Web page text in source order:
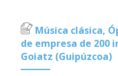
Música clásica,
de empresa de 200
Goiatz (Guipúzcoa)